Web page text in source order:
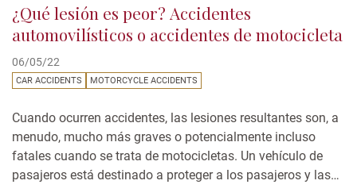
¿Qué lesión es peor? Accidentes
automovilísticos o accidentes de motocicleta
06/05/22
CAR ACCIDENTS MOTORCYCLE ACCIDENTS
Cuando ocurren accidentes, las lesiones resultantes son, a
menudo, mucho más graves o potencialmente incluso
fatales cuando se trata de motocicletas. Un vehículo de
pasajeros está destinado a proteger a los pasajeros y las